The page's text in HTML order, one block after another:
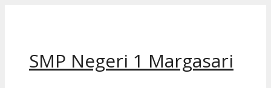
SMP Negeri 1 Margasari